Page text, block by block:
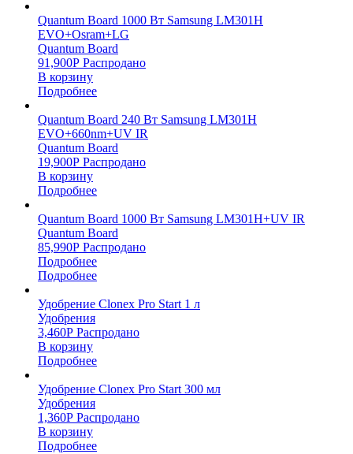
Quantum Board 1000 Вт Samsung LM301H
EVO+Osram+LG
Quantum Board
91,900Р Распродано
В корзину
Подробнее
Quantum Board 240 Вт Samsung LM301H
EVO+660nm+UV IR
Quantum Board
19,900Р Распродано
В корзину
Подробнее
Quantum Board 1000 Вт Samsung LM301H+UV IR
Quantum Board
85,990Р Распродано
Подробнее
Подробнее
Удобрение Clonex Pro Start 1 л
Удобрения
3,460Р Распродано
В корзину
Подробнее
Удобрение Clonex Pro Start 300 мл
Удобрения
1,360Р Распродано
В корзину
Подробнее